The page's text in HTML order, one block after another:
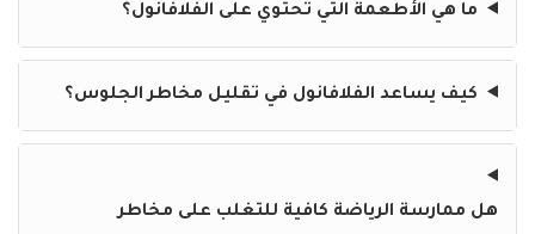
ما هي الأطعمة التي تحتوي على الفلافانول؟
كيف يساعد الفلافانول في تقليل مخاطر الجلوس؟
هل ممارسة الرياضة كافية للتغلب على مخاطر